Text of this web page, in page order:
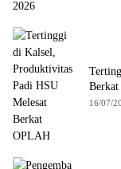
16/07/